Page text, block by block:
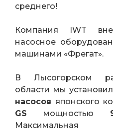
среднего!
Компания IWT
насосное
машинами «Фрегат».
В Лысогорском
области мы
насосов японского
GS мощностью
Максимальная